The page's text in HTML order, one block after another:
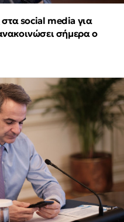
social media για
σήμερα ο